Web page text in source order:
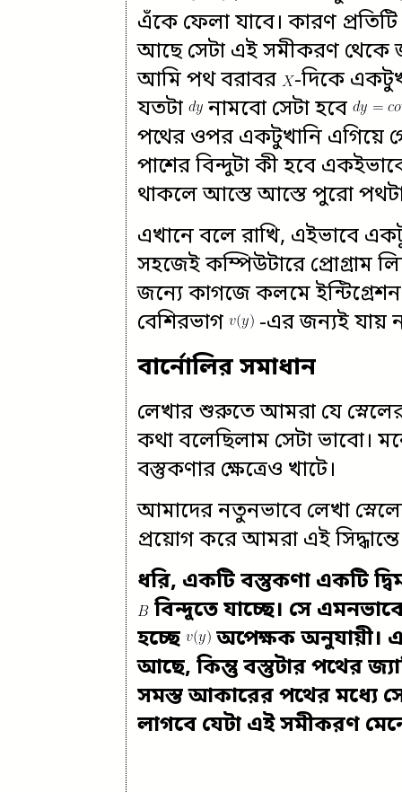
এঁকে ফেলা যাবে। কারণ
আছে সেটা এই সমীকরণ থেকে
আমি পথ বরাবর
-দিকে
যতটা
নামবো সেটা হবে
পথের ওপর একটুখানি এগিয়ে
পাশের বিন্দুটা কী হবে
থাকলে আস্তে আস্তে পুরো
এখানে বলে রাখি, এইভাবে
সহজেই কম্পিউটারে প্রোগ্রাম
জন্যে কাগজে কলমে
বেশিরভাগ
-এর জন্যই যায়
বার্নোলির সমাধান
লেখার শুরুতে আমরা যে
কথা বলেছিলাম সেটা
বস্তুকণার ক্ষেত্রেও খাটে।
আমাদের নতুনভাবে লেখা
প্রয়োগ করে আমরা এই
ধরি, একটি বস্তুকণা একটি
বিন্দুতে যাচ্ছে। সে
হচ্ছে
অপেক্ষক অনুযায়ী।
আছে, কিন্তু বস্তুটার পথের
সমস্ত আকারের পথের মধ্যে
লাগবে যেটা এই সমীকরণ